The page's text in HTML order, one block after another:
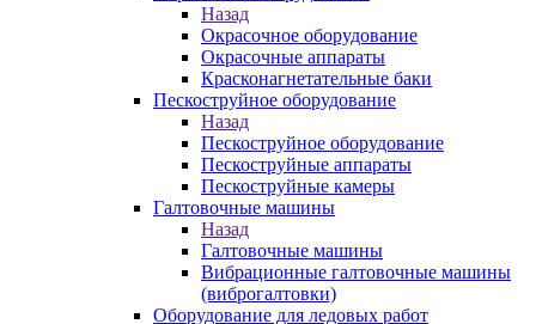
Назад
Окрасочное оборудование
Окрасочные аппараты
Красконагнетательные баки
Пескоструйное оборудование
Назад
Пескоструйное оборудование
Пескоструйные аппараты
Пескоструйные камеры
Галтовочные машины
Назад
Галтовочные машины
Вибрационные галтовочные машины
(виброгалтовки)
Оборудование для ледовых работ